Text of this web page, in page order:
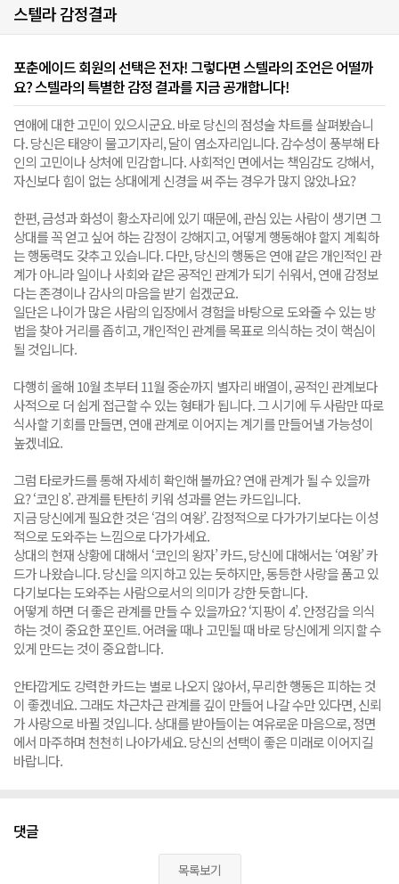
스텔라 감정결과
포춘에이드 회원의 선택은 전자! 그렇다면 스텔라의 조언은 어떨까
요? 스텔라의 특별한 감정 결과를 지금 공개합니다!
연애에 대한 고민이 있으시군요. 바로 당신의 점성술 차트를 살펴봤습니
다. 당신은 태양이 물고기자리, 달이 염소자리입니다. 감수성이 풍부해 타
인의 고민이나 상처에 민감합니다. 사회적인 면에서는 책임감도 강해서,
자신보다 힘이 없는 상대에게 신경을 써 주는 경우가 많지 않았나요?
한편, 금성과 화성이 황소자리에 있기 때문에, 관심 있는 사람이 생기면 그
상대를 꼭 얻고 싶어 하는 감정이 강해지고, 어떻게 행동해야 할지 계획하
는 행동력도 갖추고 있습니다. 다만, 당신의 행동은 연애 같은 개인적인 관
계가 아니라 일이나 사회와 같은 공적인 관계가 되기 쉬워서, 연애 감정보
다는 존경이나 감사의 마음을 받기 쉽겠군요.
일단은 나이가 많은 사람의 입장에서 경험을 바탕으로 도와줄 수 있는 방
법을 찾아 거리를 좁히고, 개인적인 관계를 목표로 의식하는 것이 핵심이
될 것입니다.
다행히 올해 10월 초부터 11월 중순까지 별자리 배열이, 공적인 관계보다
사적으로 더 쉽게 접근할 수 있는 형태가 됩니다. 그 시기에 두 사람만 따로
식사할 기회를 만들면, 연애 관계로 이어지는 계기를 만들어낼 가능성이
높겠네요.
그럼 타로카드를 통해 자세히 확인해 볼까요? 연애 관계가 될 수 있을까
요? ‘코인 8’. 관계를 탄탄히 키워 성과를 얻는 카드입니다.
지금 당신에게 필요한 것은 ‘검의 여왕’. 감정적으로 다가가기보다는 이성
적으로 도와주는 느낌으로 다가가세요.
상대의 현재 상황에 대해서 ‘코인의 왕자’ 카드, 당신에 대해서는 ‘여왕’ 카
드가 나왔습니다. 당신을 의지하고 있는 듯하지만, 동등한 사랑을 품고 있
다기보다는 도와주는 사람으로서의 의미가 강한 듯합니다.
어떻게 하면 더 좋은 관계를 만들 수 있을까요? ‘지팡이 4’. 안정감을 의식
하는 것이 중요한 포인트. 어려울 때나 고민될 때 바로 당신에게 의지할 수
있게 만드는 것이 중요합니다.
안타깝게도 강력한 카드는 별로 나오지 않아서, 무리한 행동은 피하는 것
이 좋겠네요. 그래도 차근차근 관계를 깊이 만들어 나갈 수만 있다면, 신뢰
가 사랑으로 바뀔 것입니다. 상대를 받아들이는 여유로운 마음으로, 정면
에서 마주하며 천천히 나아가세요. 당신의 선택이 좋은 미래로 이어지길
바랍니다.
댓글
목록보기